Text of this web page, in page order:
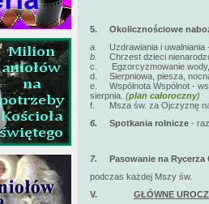
5. Okolicznościowe
a. Uzdrawiania i uwalniania
b. Chrzest dzieci
c. Egzorcyzmowanie wody,
d. Sierpniowa, piesza,
e. Wspólnota Wspólnot -
sierpnia. (plan całoroczny)
f. Msza św. za Ojczyznę na
6. Spotkania rolnicze -
7.
Pasowanie na
podczas każdej Mszy św.
V. GŁÓWNE